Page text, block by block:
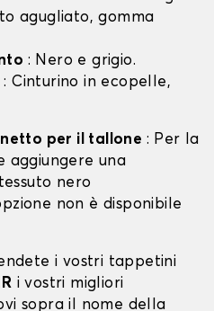
agugliato, gomma
: Nero e grigio.
: Cinturino in ecopelle,
per il tallone : Per la
aggiungere una
nero
non è disponibile
i vostri tappetini
i vostri migliori
sopra il nome della